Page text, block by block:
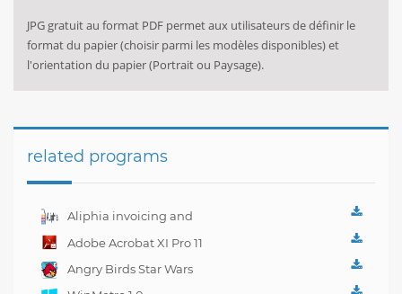
JPG gratuit au format PDF permet aux utilisateurs de définir le
format du papier (choisir parmi les modèles disponibles) et
l'orientation du papier (Portrait ou Paysage).
related programs
Aliphia invoicing and
accounting
Adobe Acrobat XI Pro 11
Angry Birds Star Wars